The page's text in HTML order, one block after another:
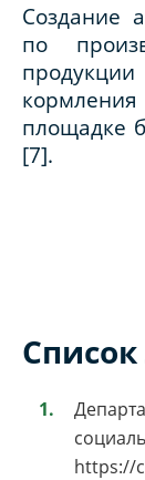
Создание
по
площадке
[7].
https://